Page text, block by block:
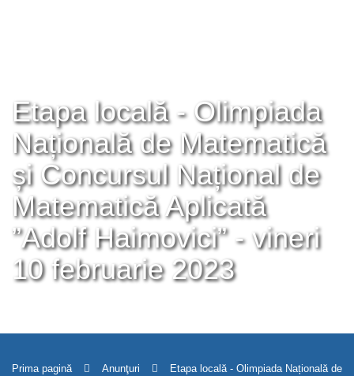
Etapa locală - Olimpiada
Națională de Matematică
și Concursul Național de
Matematică Aplicată
”Adolf Haimovici” - vineri
10 februarie 2023
Prima pagină Anunţuri
Etapa locală - Olimpiada Națională de